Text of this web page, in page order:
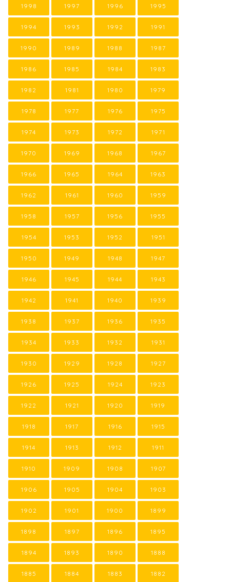
1998 1997 1996 1995
1994 1993 1992 1991
1990 1989 1988 1987
1986 1985 1984 1983
1982 1981 1980 1979
1978 1977 1976 1975
1974 1973 1972 1971
1970 1969 1968 1967
1966 1965 1964 1963
1962 1961 1960 1959
1958 1957 1956 1955
1954 1953 1952 1951
1950 1949 1948 1947
1946 1945 1944 1943
1942 1941 1940 1939
1938 1937 1936 1935
1934 1933 1932 1931
1930 1929 1928 1927
1926 1925 1924 1923
1922 1921 1920 1919
1918 1917 1916 1915
1914 1913 1912 1911
1910 1909 1908 1907
1906 1905 1904 1903
1902 1901 1900 1899
1898 1897 1896 1895
1894 1893 1890 1888
1885 1884 1883 1882